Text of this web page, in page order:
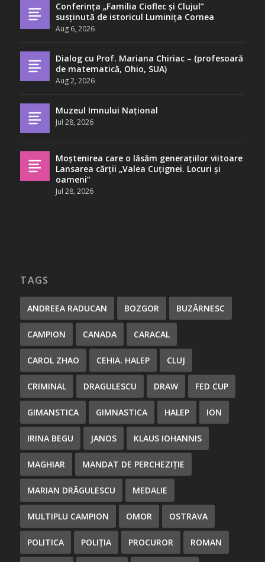
Conferința „Familia Cioflec și Clujul”
susținută de istoricul Luminița Cornea
Aug 6, 2026
Dialog cu Prof. Mariana Chiriac – (profesoară
de matematică, Ohio, SUA)
Aug 2, 2026
Muzeul Imnului Național
Jul 28, 2026
Moștenirea care o lăsăm generațiilor viitoare
Lansarea cărții „Valea Cuțignei. Locuri și
oameni”
Jul 28, 2026
TAGS
ANDREEA RADUCAN BOZGOR BUZĂRNESC
CAMPION CANADA CARACAL
CAROL ZHAO CEHIA. HALEP CLUJ
CRIMINAL DRAGULESCU DRAW FED CUP
GIMANSTICA GIMNASTICA HALEP ION
IRINA BEGU JANOS KLAUS IOHANNIS
MAGHIAR MANDAT DE PERCHEZIȚIE
MARIAN DRĂGULESCU MEDALIE
MULTIPLU CAMPION OMOR OSTRAVA
POLITICA POLIȚIA PROCUROR ROMAN